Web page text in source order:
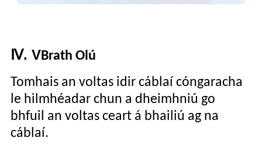
Ⅳ. VBrath Olú
Tomhais an voltas idir cáblaí cóngaracha
le hilmhéadar chun a dheimhniú go
bhfuil an voltas ceart á bhailiú ag na
cáblaí.